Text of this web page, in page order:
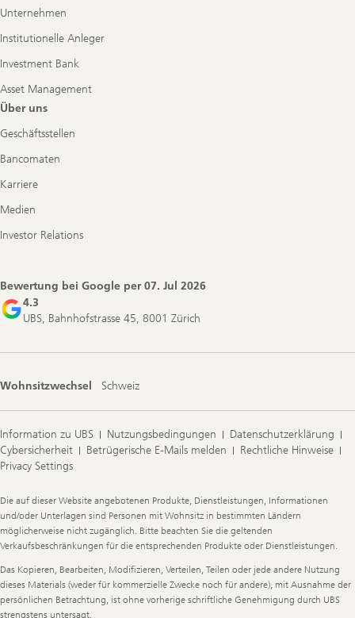
Unternehmen
Institutionelle Anleger
Investment Bank
Asset Management
Über uns
Geschäftsstellen
Bancomaten
Karriere
Medien
Investor Relations
Bewertung bei Google per07. Jul 2026
4.3
UBS, Bahnhofstrasse 45, 8001 Zürich
Wohnsitzwechsel Schweiz
Information zu UBS Nutzungsbedingungen
Datenschutzerklärung
Cybersicherheit
Betrügerische E-Mails melden
Rechtliche Hinweise
Privacy Settings
Legal
Information
Die auf dieser Website angebotenen Produkte, Dienstleistungen, Informationen
und/oder Unterlagen sind Personen mit Wohnsitz in bestimmten Ländern
möglicherweise nicht zugänglich. Bitte beachten Sie die geltenden
Verkaufsbeschränkungen für die entsprechenden Produkte oder Dienstleistungen.
Das Kopieren, Bearbeiten, Modifizieren, Verteilen, Teilen oder jede andere Nutzung
dieses Materials (weder für kommerzielle Zwecke noch für andere), mit Ausnahme der
persönlichen Betrachtung, ist ohne vorherige schriftliche Genehmigung durch UBS
strengstens untersagt.